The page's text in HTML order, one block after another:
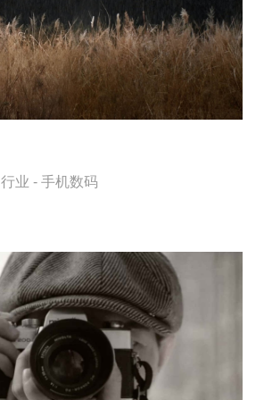
行业 - 手机数码